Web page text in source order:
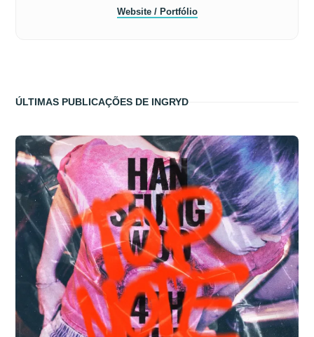
Website / Portfólio
ÚLTIMAS PUBLICAÇÕES DE INGRYD